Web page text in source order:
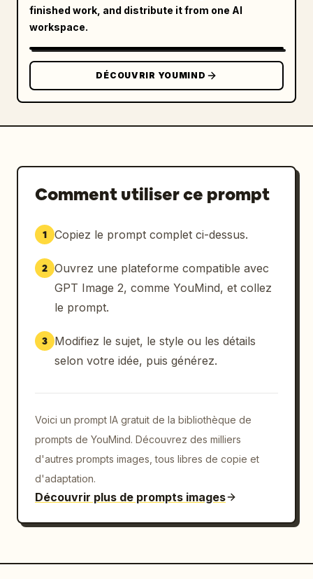
finished work, and distribute it from one AI
workspace.
DÉCOUVRIR YOUMIND
Comment utiliser ce prompt
1 Copiez le prompt complet ci-dessus.
2 Ouvrez une plateforme compatible avec
GPT Image 2, comme YouMind, et collez
le prompt.
3
Modifiez le sujet, le style ou les détails
selon votre idée, puis générez.
Voici un prompt IA gratuit de la bibliothèque de
prompts de YouMind. Découvrez des milliers
d'autres prompts images, tous libres de copie et
d'adaptation.
Découvrir plus de prompts images